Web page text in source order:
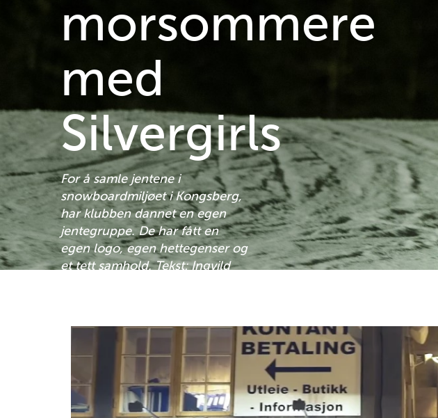
morsommere
med
Silvergirls
For å samle jentene i
snowboardmiljøet i Kongsberg,
har klubben dannet en egen
jentegruppe. De har fått en
egen logo, egen hettegenser og
et tett samhold. Tekst: Ingvild